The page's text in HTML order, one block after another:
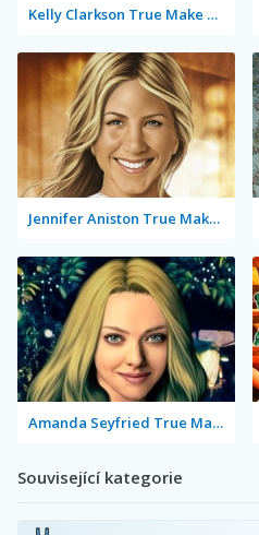
Kelly Clarkson True Make Up
Jennifer Aniston True Make Up
Amanda Seyfried True Make Up
Související kategorie